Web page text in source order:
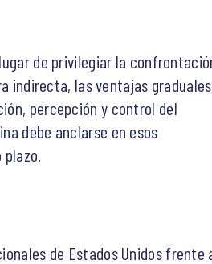
de privilegiar la
indirecta, las ventajas
percepción y control del
debe anclarse en esos
de Estados Unidos frente